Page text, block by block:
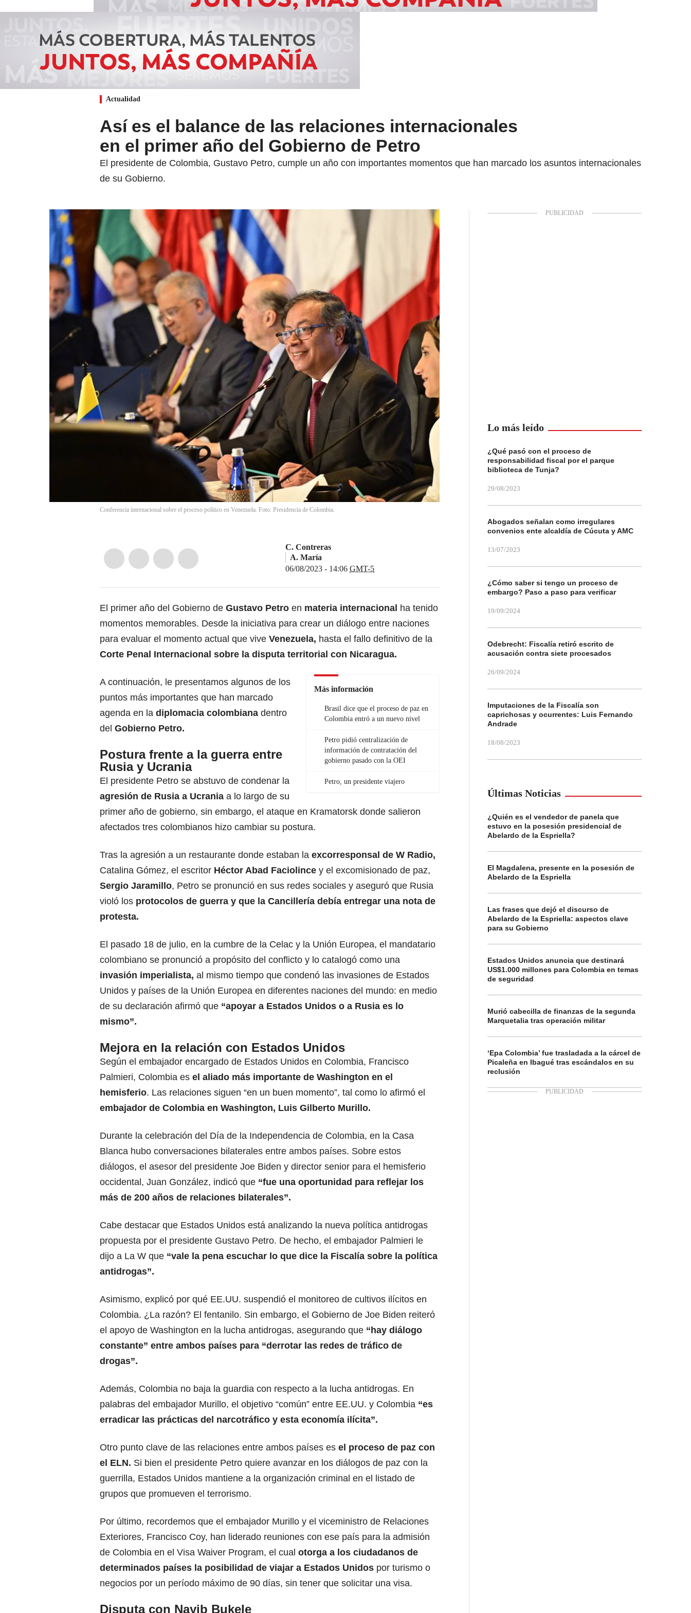
Actualidad
Así es el balance de las relaciones internacionales
en el primer año del Gobierno de Petro
El presidente de Colombia, Gustavo Petro, cumple un año con importantes momentos que han marcado los asuntos internacionales
de su Gobierno.
Conferencia internacional sobre el proceso político en Venezuela. Foto: Presidencia de Colombia.
C. Contreras
A. María
06/08/2023 - 14:06 GMT-5
El primer año del Gobierno de Gustavo Petro en materia internacional ha tenido
momentos memorables. Desde la iniciativa para crear un diálogo entre naciones
para evaluar el momento actual que vive Venezuela, hasta el fallo definitivo de la
Corte Penal Internacional sobre la disputa territorial con Nicaragua.
Más información
Brasil dice que el proceso de paz en
Colombia entró a un nuevo nivel
Petro pidió centralización de
información de contratación del
gobierno pasado con la OEI
Petro, un presidente viajero
A continuación, le presentamos algunos de los
puntos más importantes que han marcado
agenda en la diplomacia colombiana dentro
del Gobierno Petro.
Postura frente a la guerra entre
Rusia y Ucrania
El presidente Petro se abstuvo de condenar la
agresión de Rusia a Ucrania a lo largo de su
primer año de gobierno, sin embargo, el ataque en Kramatorsk donde salieron
afectados tres colombianos hizo cambiar su postura.
Tras la agresión a un restaurante donde estaban la excorresponsal de W Radio,
Catalina Gómez, el escritor Héctor Abad Faciolince y el excomisionado de paz,
Sergio Jaramillo, Petro se pronunció en sus redes sociales y aseguró que Rusia
violó los protocolos de guerra y que la Cancillería debía entregar una nota de
protesta.
El pasado 18 de julio, en la cumbre de la Celac y la Unión Europea, el mandatario
colombiano se pronunció a propósito del conflicto y lo catalogó como una
invasión imperialista, al mismo tiempo que condenó las invasiones de Estados
Unidos y países de la Unión Europea en diferentes naciones del mundo: en medio
de su declaración afirmó que “apoyar a Estados Unidos o a Rusia es lo
mismo”.
Mejora en la relación con Estados Unidos
Según el embajador encargado de Estados Unidos en Colombia, Francisco
Palmieri, Colombia es el aliado más importante de Washington en el
hemisferio. Las relaciones siguen “en un buen momento”, tal como lo afirmó el
embajador de Colombia en Washington, Luis Gilberto Murillo.
Durante la celebración del Día de la Independencia de Colombia, en la Casa
Blanca hubo conversaciones bilaterales entre ambos países. Sobre estos
diálogos, el asesor del presidente Joe Biden y director senior para el hemisferio
occidental, Juan González, indicó que “fue una oportunidad para reflejar los
más de 200 años de relaciones bilaterales”.
Cabe destacar que Estados Unidos está analizando la nueva política antidrogas
propuesta por el presidente Gustavo Petro. De hecho, el embajador Palmieri le
dijo a La W que “vale la pena escuchar lo que dice la Fiscalía sobre la política
antidrogas”.
Asimismo, explicó por qué EE.UU. suspendió el monitoreo de cultivos ilícitos en
Colombia. ¿La razón? El fentanilo. Sin embargo, el Gobierno de Joe Biden reiteró
el apoyo de Washington en la lucha antidrogas, asegurando que “hay diálogo
constante” entre ambos países para “derrotar las redes de tráfico de
drogas”.
Además, Colombia no baja la guardia con respecto a la lucha antidrogas. En
palabras del embajador Murillo, el objetivo “común” entre EE.UU. y Colombia “es
erradicar las prácticas del narcotráfico y esta economía ilícita”.
Otro punto clave de las relaciones entre ambos países es el proceso de paz con
el ELN. Si bien el presidente Petro quiere avanzar en los diálogos de paz con la
guerrilla, Estados Unidos mantiene a la organización criminal en el listado de
grupos que promueven el terrorismo.
Por último, recordemos que el embajador Murillo y el viceministro de Relaciones
Exteriores, Francisco Coy, han liderado reuniones con ese país para la admisión
de Colombia en el Visa Waiver Program, el cual otorga a los ciudadanos de
determinados países la posibilidad de viajar a Estados Unidos por turismo o
negocios por un período máximo de 90 días, sin tener que solicitar una visa.
Disputa con Nayib Bukele
Lo más leído
¿Qué pasó con el proceso de
responsabilidad fiscal por el parque
biblioteca de Tunja?
29/08/2023
Abogados señalan como irregulares
convenios ente alcaldía de Cúcuta y AMC
13/07/2023
¿Cómo saber si tengo un proceso de
embargo? Paso a paso para verificar
19/09/2024
Odebrecht: Fiscalía retiró escrito de
acusación contra siete procesados
26/09/2024
Imputaciones de la Fiscalía son
caprichosas y ocurrentes: Luis Fernando
Andrade
18/08/2023
Últimas Noticias
¿Quién es el vendedor de panela que
estuvo en la posesión presidencial de
Abelardo de la Espriella?
El Magdalena, presente en la posesión de
Abelardo de la Espriella
Las frases que dejó el discurso de
Abelardo de la Espriella: aspectos clave
para su Gobierno
Estados Unidos anuncia que destinará
US$1.000 millones para Colombia en temas
de seguridad
Murió cabecilla de finanzas de la segunda
Marquetalia tras operación militar
‘Epa Colombia’ fue trasladada a la cárcel de
Picaleña en Ibagué tras escándalos en su
reclusión